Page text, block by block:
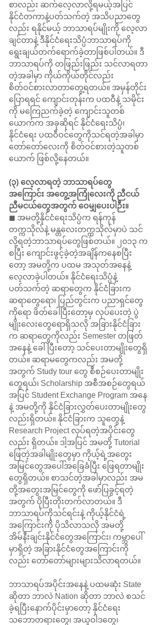
စာလည်း ဆက်လေ့လာလို့ရမယ့်အပြင်
နိုင်ငံတကာနဲ့ပတ်သက်တဲ့ အသိပညာတွေ
လည်း ရနိုင်မယ့် ဘာသာရပ်မျိုးကို လေ့လာ
ချင်တာနဲ့ ဒီနိုင်ငံရေးသိပ္ပံဘာသာရပ်ကို
ရွေးချယ်တက်ရောက်ခဲ့တာဖြစ်ပါတယ်။ ဒီ
ဘာသာရပ်ကို တဖြည်းဖြည်း သင်လာရတာ
တဲ့အခါမှာ ကိုယ်ကိုယ်တိုင်လည်း
စိတ်ဝင်စားလာတာတွေ့ရတယ်။ အမှန်တိုင်း
ပြောရရင် ကျောင်းတုန်းက ပထဝီနဲ့ သမိုင်း
ကို မကြေညက်ခဲ့တဲ့ ကျောင်းသူတစ်
ယောက်က အခုဆိုရင် နိုင်ငံရေးသိပ္ပံ၊
နိုင်ငံရေး ပထဝီဝင်တွေကိုသင်ရတဲ့အခါမှာ
တော်တော်လေးကို စိတ်ဝင်စားတဲ့သူတစ်
ယောက် ဖြစ်လို့နေတယ်။
(၃) လေ့လာရတဲ့ ဘာသာရပ်တွေ
အကြောင်း အတွေ့အကြုံလေးကို ညီငယ်
ညီမငယ်တွေအတွက် ဝေမျှပေးပါဉီး။
◼ အမတို့နိုင်ငံရေးသိပ္ပံက ရန်ကုန်
တက္ကသိုလ်နဲ့ မန္တလေးတက္ကသိုလ်မှာပဲ သင်
လို့ရတဲ့ဘာသာရပ်တွေဖြစ်တယ်။ ၂၀၁၃ က
စပြီး ကျောင်းဖွင့်ခဲ့တဲ့အချိန်ကနေစပြီး
တော့ အမတို့က ပထမ အသုတ်အနေနဲ့
လေ့လာခဲ့ပါတယ်။ နိုင်ငံရေးသိပ္ပံနဲ့
ပတ်သက်တဲ့ ဆရာတွေက နိုင်ငံခြားက
ဆရာတွေရော၊ ပြည်တွင်းက ပညာရှင်တွေ
ကိုရော ဖိတ်ခေါပြီးတော့မှ လုပ်ပေးတဲ့ ပွဲ
မျိုးလေးတွေရောရှိသလို အခြားနိုင်ငံခြား
က ဆရာတွေကိုလည်း Semester တဖြတ်
အနေနဲ့ ခေါ်ပြီးတော့ သင်ပေးတာမျိုးတွေရှိ
တယ်။ ဆရာမတွေကလည်း အမတို့
အတွက် Study tour တွေ စီစဉ်ပေးတာမျိုး
တွေရယ်၊ Scholarship အစီအစဉ်တွေရယ်
အပြင် Student Exchange Program အနေ
နဲ့ အမတို့ကို နိုင်ငံခြားလွှတ်ပေးတာမျိုးတွေ
လည်းရှိတယ်။ နိုင်ငံခြားက သူတွေနဲ့
Research Project လုပ်ရတဲ့အပိုင်းတွေ
လည်း ရှိတယ်။ ဒါ့အပြင် အမတို့ Tutorial
ဖြေတဲ့အခါမျိုးတွေမှာ ကိုယ့်ရဲ့အတွေး
အမြင်တွေအပေါ်အခြေခံပြီး ဖြေရတာမျိုး
တွေရှိတယ်။ စာသင်တဲ့အခါမှာလည်း အမ
တို့အတွေးအမြင်တွေကို ဖော်ပြခွင့်ရတဲ့
အတွက် ပိုပြီးတိုးတက်လာတယ်။ ဒီ
ဘာသာရပ်ကိုသင်ရင်းနဲ့ ကိုယ့်နိုင်ငံရဲ့
အကြောင်းကို ပိုသိလာသလို အမတို့
အိမ်နီးချင်းနိုင်ငံတွေအကြောင်း၊ ကမ္ဘာပေါ်
မှာရှိတဲ့ အခြားနိုင်ငံတွေအကြောင်းကို
လည်း တော်တော်များများသိလာရတယ်။
ဘာသာရပ်အပိုင်းအနေနဲ့ ပထမဆုံး State
ဆိုတာ ဘာလဲ Nation ဆိုတာ ဘာလဲ စသင်
ခဲ့ရပြီးနောက်ပိုင်းမှာတော့ နိုင်ငံရေး
သဘောတရားတွေ၊ အယူဝါဒတွေ၊